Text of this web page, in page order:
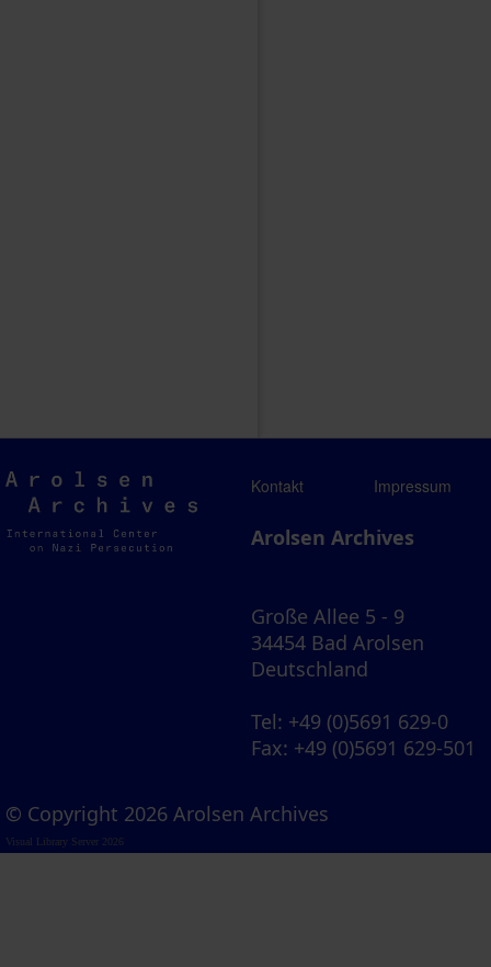
Arolsen
Archives
Kontakt Impressum
Arolsen Archives
Große Allee 5 - 9
34454 Bad Arolsen
Deutschland
Tel: +49 (0)5691 629-0
Fax: +49 (0)5691 629-501
© Copyright 2026 Arolsen Archives
Visual Library Server 2026